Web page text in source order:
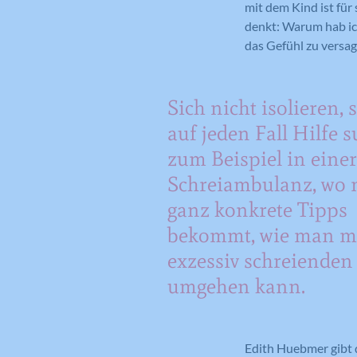
mit dem Kind ist für
denkt: Warum hab
das Gefühl zu
Sich nicht isolieren,
auf jeden Fall Hilfe
zum Beispiel in einer
Schreiambulanz, wo
ganz konkrete Tipps
bekommt, wie man
exzessiv
umgehen kann.
Edith Huebmer gibt